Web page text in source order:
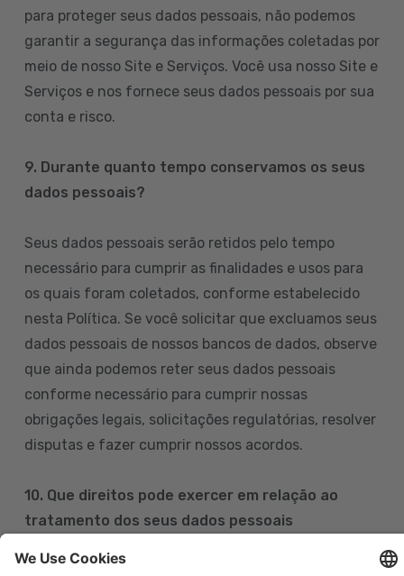
para proteger seus dados pessoais, não podemos
garantir a segurança das informações coletadas por
meio de nosso Site e Serviços. Você usa nosso Site e
Serviços e nos fornece seus dados pessoais por sua
conta e risco.
9. Durante quanto tempo conservamos os seus
dados pessoais?
Seus dados pessoais serão retidos pelo tempo
necessário para cumprir as finalidades e usos para
os quais foram coletados, conforme estabelecido
nesta Política. Se você solicitar que excluamos seus
dados pessoais de nossos bancos de dados, observe
que ainda podemos reter seus dados pessoais
conforme necessário para cumprir nossas
obrigações legais, solicitações regulatórias, resolver
disputas e fazer cumprir nossos acordos.
10. Que direitos pode exercer em relação ao
tratamento dos seus dados pessoais